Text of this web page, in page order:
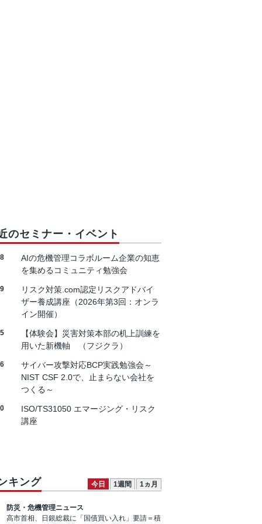
のセミナー・イベント
AIの危機管理コラボルーム企業の知恵
を集めるコミュニティ勉強会
リスク対策.com認定リスクアドバイ
ザー養成講座（2026年第3回：オンラ
イン開催）
【体験会】災害対策本部の机上訓練を
用いた新機軸 （フジクラ）
サイバー攻撃対応BCP実践勉強会～
NIST CSF 2.0で、止まらない会社を
つくる～
ISO/TS31050 エマージング・リスク
講座
キング 今日 1週間 1ヵ月
防災・危機管理ニュース
高市首相、日銀総裁に「国債買い入れ」要請＝積